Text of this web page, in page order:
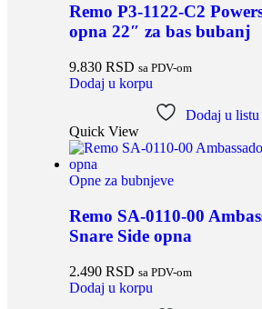
Remo P3-1122-C2
opna 22″ za bas bubanj
9.830 RSD sa PDV-om
Dodaj u korpu
Dodaj u listu
Quick View
Opne za bubnjeve
Remo SA-0110-00
Snare Side opna
2.490 RSD sa PDV-om
Dodaj u korpu